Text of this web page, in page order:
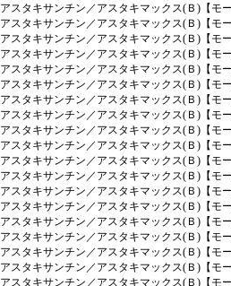
アスタキサンチン／アスタキマックス(Ｂ)【モ
アスタキサンチン／アスタキマックス(Ｂ)【モ
アスタキサンチン／アスタキマックス(Ｂ)【モ
アスタキサンチン／アスタキマックス(Ｂ)【モ
アスタキサンチン／アスタキマックス(Ｂ)【モ
アスタキサンチン／アスタキマックス(Ｂ)【モ
アスタキサンチン／アスタキマックス(Ｂ)【モ
アスタキサンチン／アスタキマックス(Ｂ)【モ
アスタキサンチン／アスタキマックス(Ｂ)【モ
アスタキサンチン／アスタキマックス(Ｂ)【モ
アスタキサンチン／アスタキマックス(Ｂ)【モ
アスタキサンチン／アスタキマックス(Ｂ)【モ
アスタキサンチン／アスタキマックス(Ｂ)【モ
アスタキサンチン／アスタキマックス(Ｂ)【モ
アスタキサンチン／アスタキマックス(Ｂ)【モ
アスタキサンチン／アスタキマックス(Ｂ)【モ
アスタキサンチン／アスタキマックス(Ｂ)【モ
アスタキサンチン／アスタキマックス(Ｂ)【モ
アスタキサンチン／アスタキマックス(Ｂ)【モ